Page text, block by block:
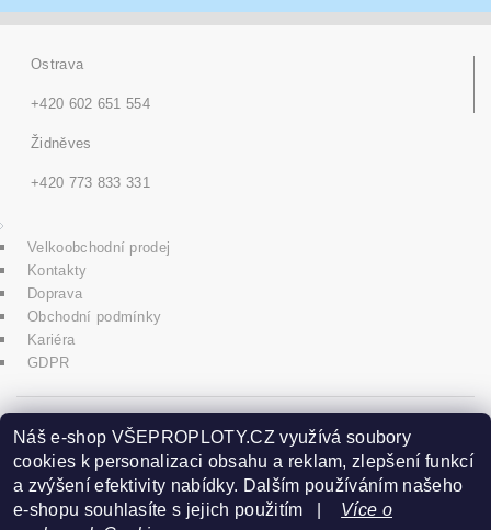
Ostrava
+420 602 651 554
Židněves
+420 773 833 331
Velkoobchodní prodej
Kontakty
Doprava
Obchodní podmínky
Kariéra
GDPR
icons8.com
Praha - Herink
Náš e-shop VŠEPROPLOTY.CZ využívá soubory
cookies k personalizaci obsahu a reklam, zlepšení funkcí
a zvýšení efektivity nabídky. Dalším používáním našeho
e-shopu souhlasíte s jejich použitím | Více o